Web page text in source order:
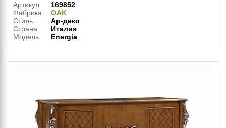
Артикул
169852
Фабрика
OAK
Стиль
Ар-деко
Страна
Италия
Модель
Energia